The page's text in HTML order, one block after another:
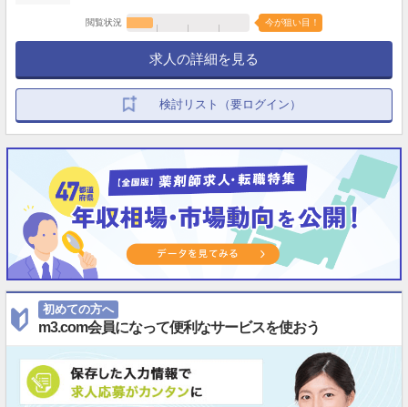
閲覧状況 今が狙い目！
求人の詳細を見る
検討リスト（要ログイン）
初めての方へ
m3.com会員になって便利なサービスを使おう